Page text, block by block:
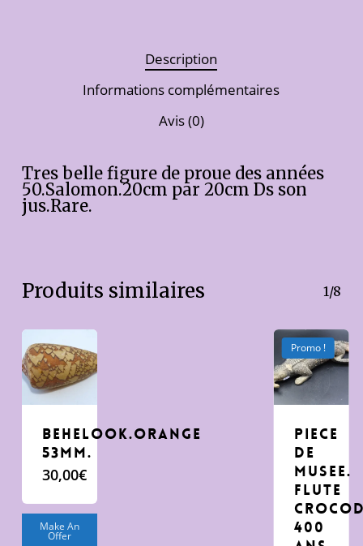
Description
Informations complémentaires
Avis (0)
Tres belle figure de proue des années
50.Salomon.20cm par 20cm Ds son
jus.Rare.
Produits similaires 1/8
Behelook.Orange
53mm.
30,00€
Make An
Offer
Promo !
Piece
de
Musee.
flute
400